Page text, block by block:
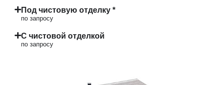
Под чистовую отделку *
по запросу
С чистовой отделкой
по запросу